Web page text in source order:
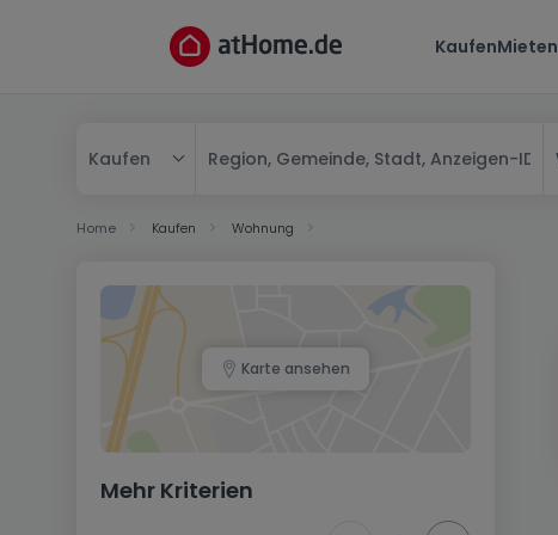
KaufenMieten
Kaufen
Home Kaufen Wohnung
Karte ansehen
Mehr Kriterien